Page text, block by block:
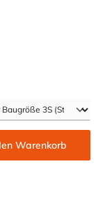
Schaltflächen um die Anzahl
Warenkorb